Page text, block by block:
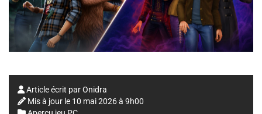
Article écrit parOnidra
Mis à jour le 10 mai 2026 à 9h00